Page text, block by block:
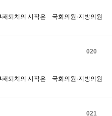
패퇴치의 시작은 국회의원·지방의원
020
패퇴치의 시작은 국회의원·지방의원
021